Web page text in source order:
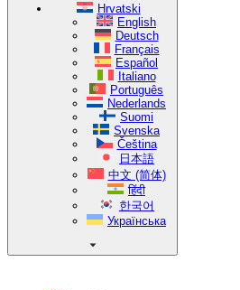
Hrvatski
English
Deutsch
Français
Español
Italiano
Português
Nederlands
Suomi
Svenska
Čeština
日本語
中文 (简体)
हिंदी
한국어
Українська